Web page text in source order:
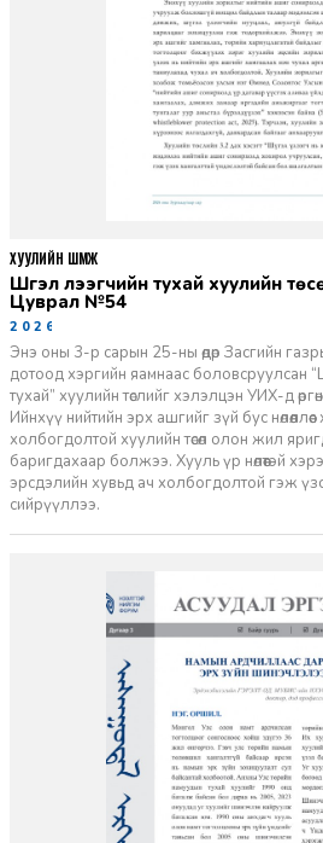
Шүгэл үлээгчийн тухай хуулийн төсөлд өгөх шүүмж -
Цуврал №54
2026-07-27
Энэ оны 3-р сарын 25-ны өдөр Засгийн
дотоод хэргийн яамнаас боловсруулсан
тухай” хуулийн төслийг хэлэлцэн УИХ-д
Ийнхүү нийтийн эрх ашгийг зүй бус
холбогдолтой хуулийн төсөл олон жил
баригдахаар болжээ. Хууль үр нөлөөтэй
эрсдэлийн хувьд ач холбогдолтой гэж
сийрүүллээ.
ХУУЛИЙН ШҮҮМЖ